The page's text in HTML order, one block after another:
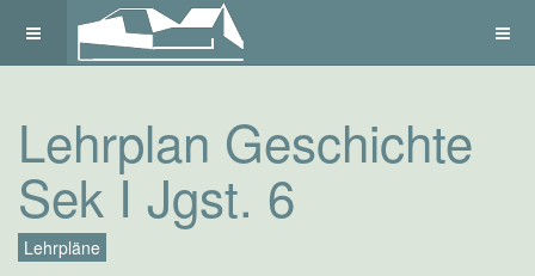
Lehrplan Geschichte
Sek I Jgst. 6
Lehrpläne